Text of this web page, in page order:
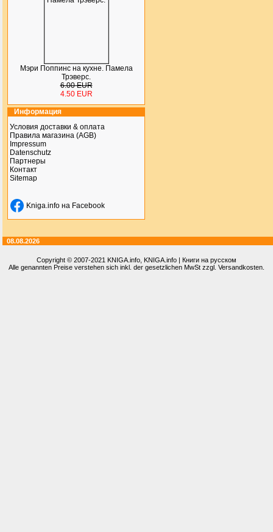
Мэри Поппинс на кухне. Памела
Трэверс.
6.00 EUR
4.50 EUR
Информация
Условия доставки & оплата
Правила магазина (AGB)
Impressum
Datenschutz
Партнеры
Контакт
Sitemap
Kniga.info на Facebook
08.08.2026
Copyright © 2007-2021 KNIGA.info , KNIGA.info | Книги на русском
Alle genannten Preise verstehen sich inkl. der gesetzlichen MwSt zzgl. Versandkosten.